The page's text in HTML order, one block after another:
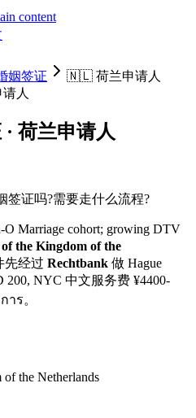
content
姻签证 🇳🇱 荷兰申请人
请人
· 荷兰申请人
签证吗?需要走什么流程?
O Marriage cohort; growing DTV
the Kingdom of the
先经过 Rechtbank 做 Hague
200, NYC 中文服务费 ¥4400-
าร。
the Netherlands